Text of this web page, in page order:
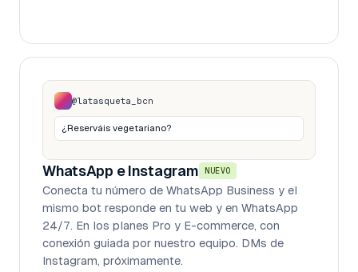
@latasqueta_bcn
¿Reserváis vegetariano?
WhatsApp e Instagram NUEVO
Conecta tu número de WhatsApp Business y el
mismo bot responde en tu web y en WhatsApp
24/7. En los planes Pro y E-commerce, con
conexión guiada por nuestro equipo. DMs de
Instagram, próximamente.